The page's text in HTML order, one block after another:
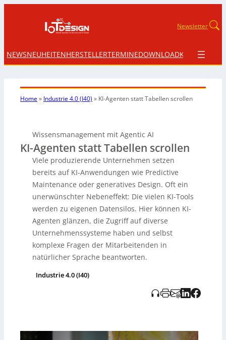
Newsletter
NEWSNEUHEITENHERSTELLERTERMINEDOWNLOADKONTAKT
Home» Industrie 4.0 (I40) » KI-Agenten stattTabellen scrollen
Wissensmanagement mit Agentic AI
KI-Agenten statt Tabellen scrollen
Viele produzierende Unternehmen setzen
bereits auf KI-Anwendungen wie Predictive
Maintenance oder generatives Design. Oft ein
unerwünschter Nebeneffekt: Die vielen KI-Tools
werden zu eigenen Datensilos. Hier können KI-
Agenten glänzen, die Zugriff auf diverse
Unternehmenssysteme haben und selbst
komplexe Fragen der Mitarbeitenden in
natürlicher Sprache beantworten.
Industrie 4.0 (I40)